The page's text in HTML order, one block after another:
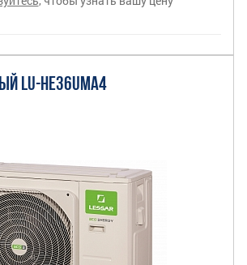
LU-HE36UMA4